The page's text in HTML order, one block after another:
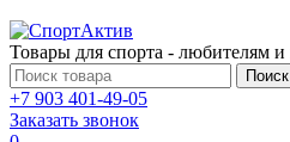
Товары для спорта - любителям
Поиск
+7 903 401-49-05
Заказать звонок